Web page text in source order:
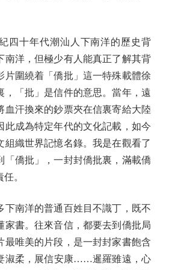
十年代潮汕人下南洋的歷史背
南洋，但極少有人能真正了解其背
片圍繞着「僑批」這一特殊載體徐
，「批」是信件的意思。當年，遠
血汗換來的鈔票夾在信裏寄給大陸
此成為特定年代的文化記載，如今
組織世界記憶名錄。我是在觀看了
「僑批」，一封封僑批裏，滿載僑
。
南洋的普通百姓目不識丁，既不
家書。往來音信，都要去到僑批局
最唯美的片段，是一封封家書飽含
淑柔，展信安康……暹羅雖遠，心